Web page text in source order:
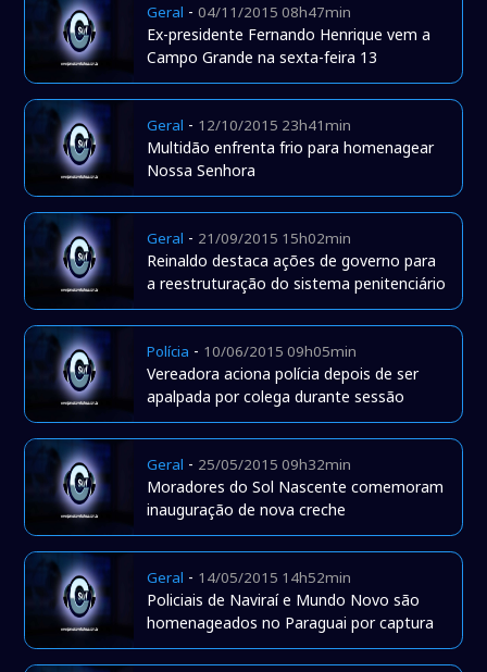
Geral -04/11/2015 08h47min
Ex-presidente Fernando Henrique vem a
Campo Grande na sexta-feira 13
Geral - 12/10/2015 23h41min
Multidão enfrenta frio para homenagear
Nossa Senhora
Geral - 21/09/2015 15h02min
Reinaldo destaca ações de governo para
a reestruturação do sistema penitenciário
Polícia - 10/06/2015 09h05min
Vereadora aciona polícia depois de ser
apalpada por colega durante sessão
Geral - 25/05/2015 09h32min
Moradores do Sol Nascente comemoram
inauguração de nova creche
Geral - 14/05/2015 14h52min
Policiais de Naviraí e Mundo Novo são
homenageados no Paraguai por captura